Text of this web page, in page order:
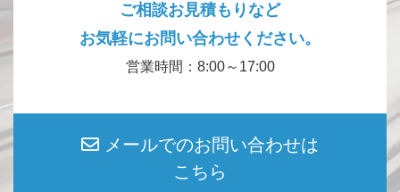
ご相談お見積もりなど
お気軽にお問い合わせください。
営業時間：8:00～17:00
メールでのお問い合わせは
こちら